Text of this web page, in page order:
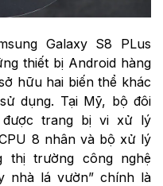
Galaxy S8 PLus
thiết bị Android hàng
hữu hai biến thể khác
dụng. Tại Mỹ, bộ đôi
được trang bị vi xử lý
8 nhân và bộ xử lý
thị trường công nghệ
nhà lá vườn” chính là